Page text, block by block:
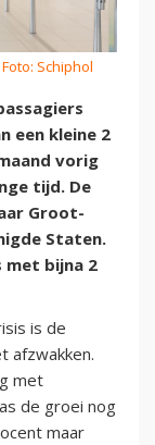
Schiphol
een kleine 2
vorig
tijd. De
Groot-
Staten.
met bijna 2
is de
afzwakken.
met
de groei nog
maar